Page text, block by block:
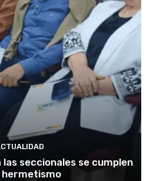
seccionales se cumplen
hermetismo